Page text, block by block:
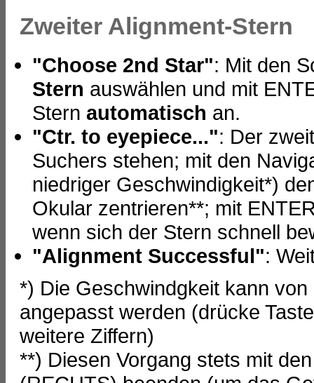
Zweiter Alignment-Stern
"Choose 2nd Star": Mit den
Stern auswählen und mit
Stern automatisch an.
"Ctr. to eyepiece...": Der
Suchers stehen; mit den
niedriger Geschwindigkeit*)
Okular zentrieren**; mit
wenn sich der Stern schnell
"Alignment Successful":
*) Die Geschwindgkeit kann
angepasst werden (drücke
weitere Ziffern)
**) Diesen Vorgang stets mit